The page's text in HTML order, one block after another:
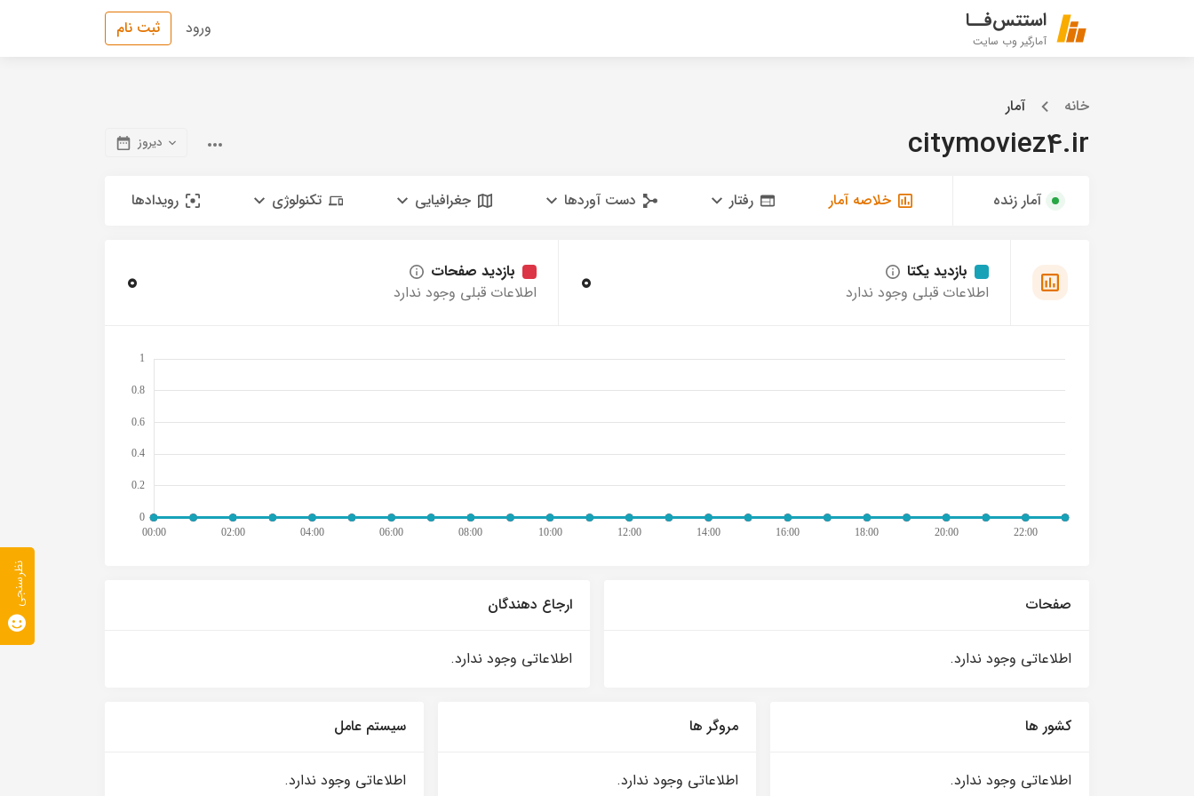
استتس‌فــا
آمارگیر وب سایت
ورود ثبت نام
خانه آمار
citymoviez4.ir دیروز
آمار زنده خلاصه آمار رفتار دست آوردها جغرافیایی تکنولوژی رویدادها
بازدید یکتا
اطلاعات قبلی وجود ندارد
0
بازدید صفحات
اطلاعات قبلی وجود ندارد
0
صفحات
اطلاعاتی وجود ندارد.
ارجاع دهندگان
اطلاعاتی وجود ندارد.
کشور ها
اطلاعاتی وجود ندارد.
مروگر ها
اطلاعاتی وجود ندارد.
سیستم عامل
اطلاعاتی وجود ندارد.
نظرسنجی